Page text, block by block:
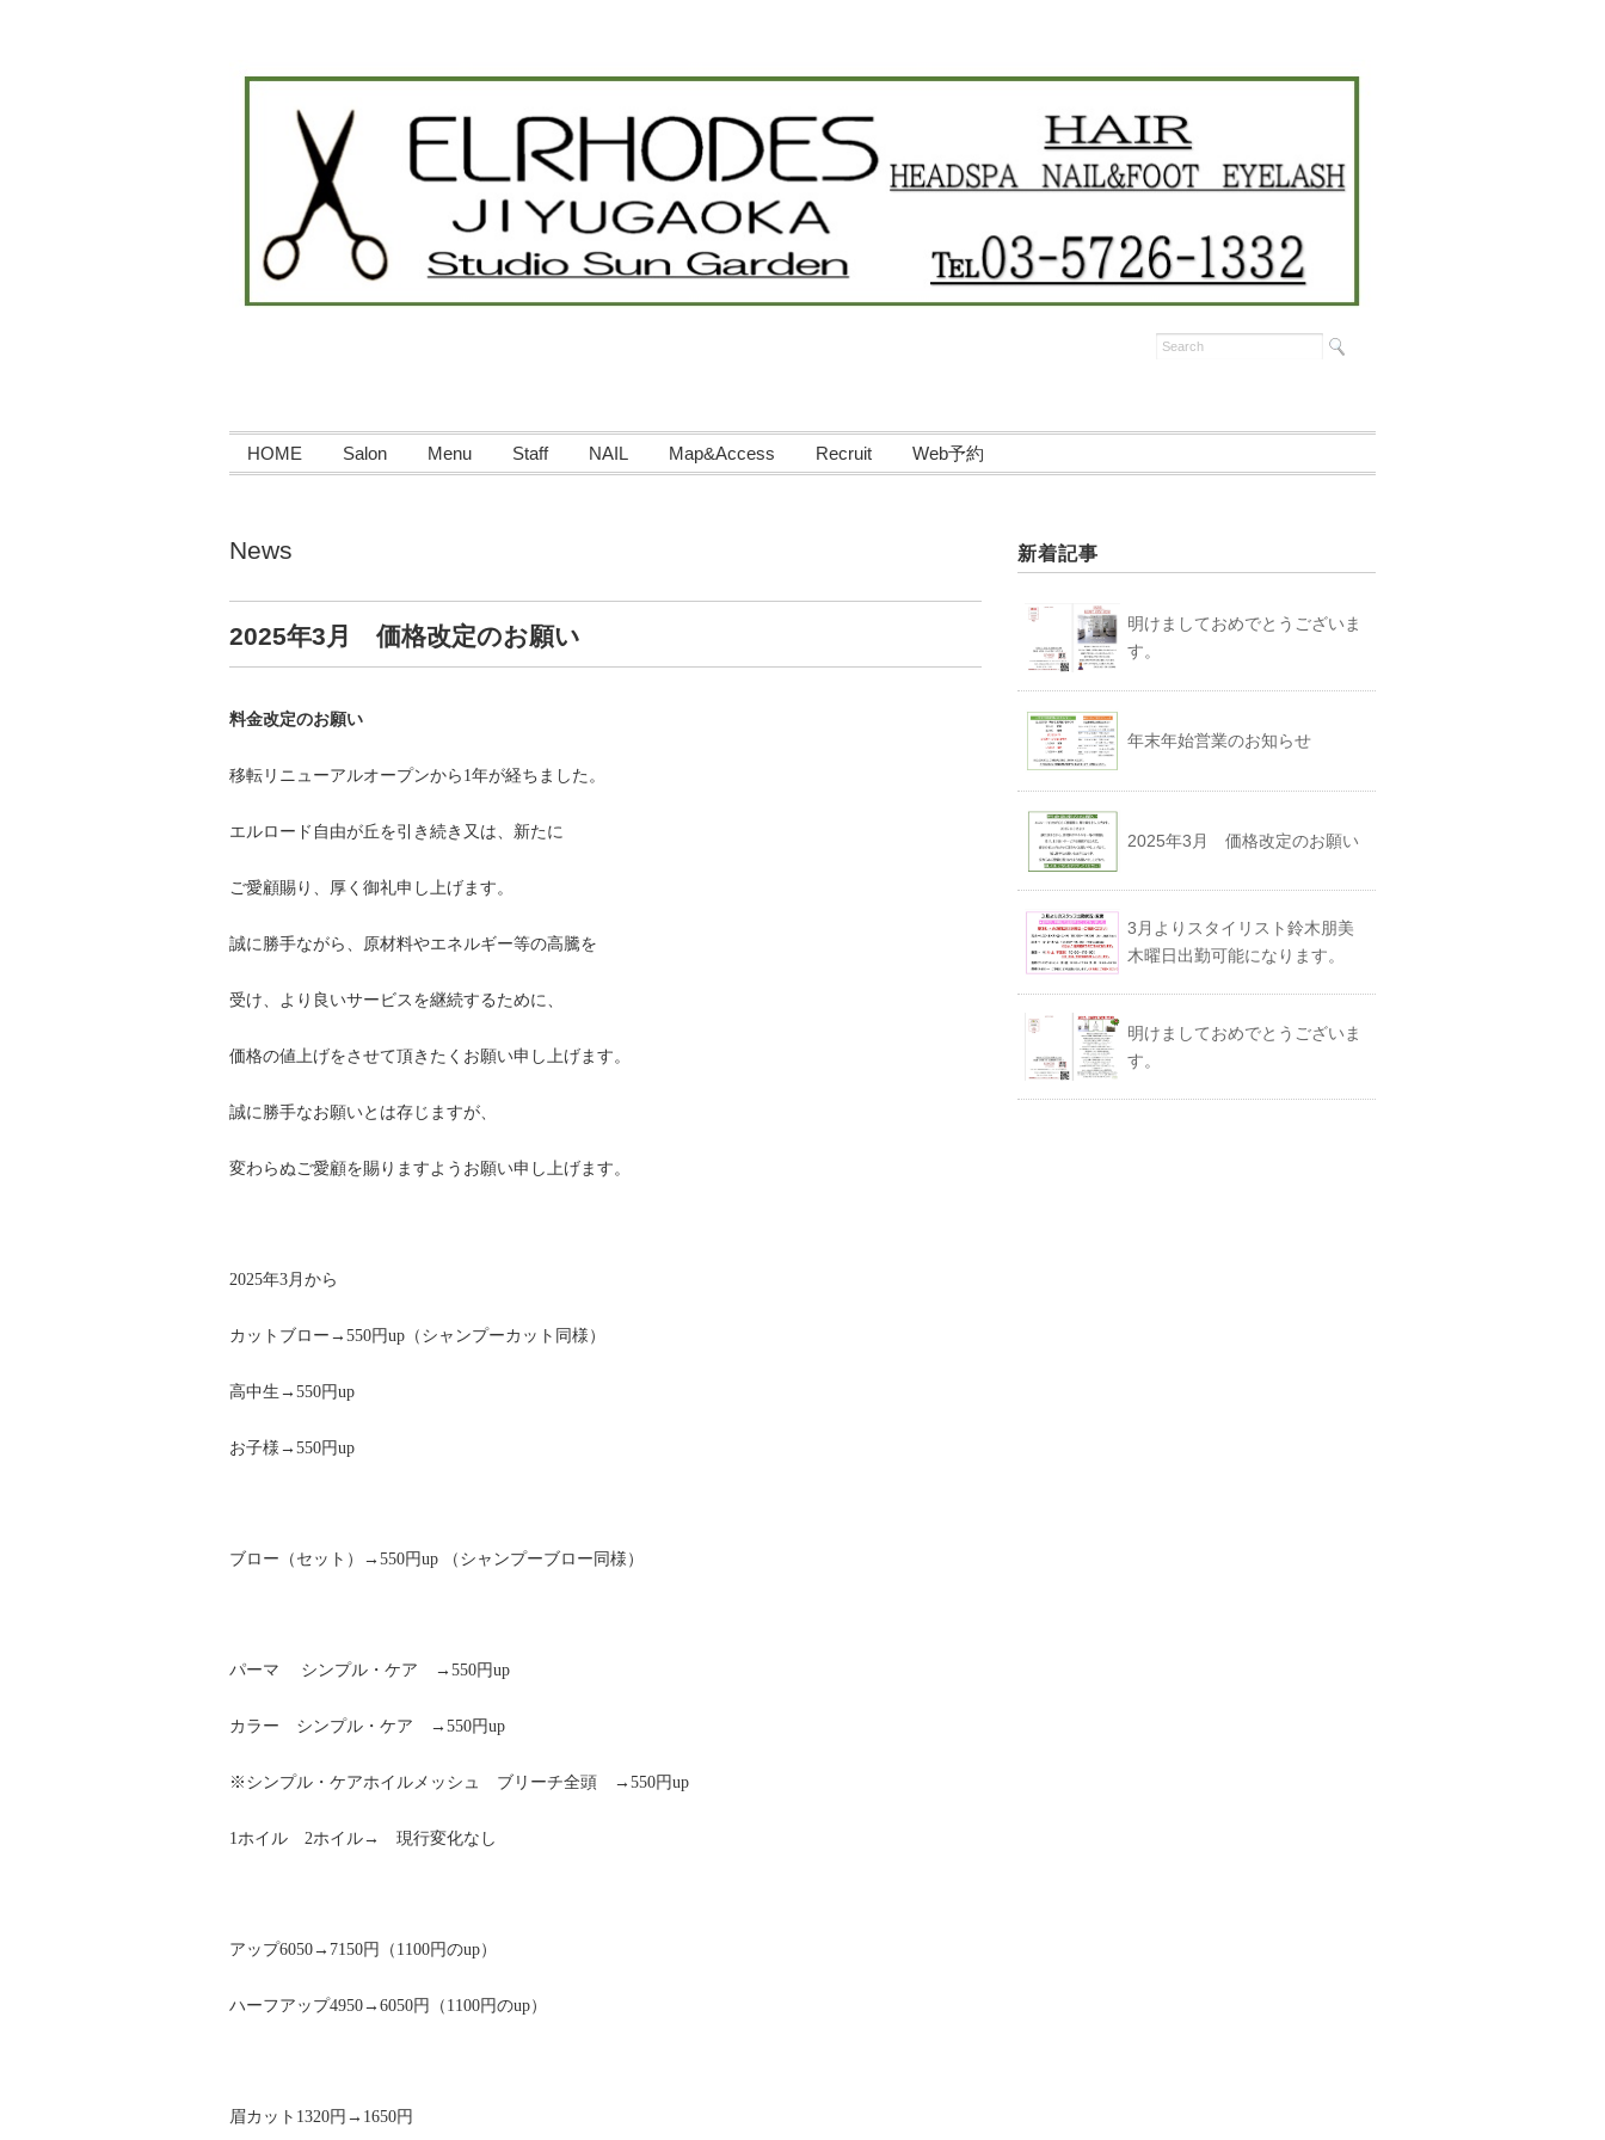
HOME Salon Menu Staff NAIL Map&Access Recruit Web予約
News
2025年3月 価格改定のお願い
料金改定のお願い
移転リニューアルオープンから1年が経ちました。
エルロード自由が丘を引き続き又は、新たに
ご愛顧賜り、厚く御礼申し上げます。
誠に勝手ながら、原材料やエネルギー等の高騰を
受け、より良いサービスを継続するために、
価格の値上げをさせて頂きたくお願い申し上げます。
誠に勝手なお願いとは存じますが、
変わらぬご愛顧を賜りますようお願い申し上げます。
2025年3月から
カットブロー→550円up（シャンプーカット同様）
高中生→550円up
お子様→550円up
ブロー（セット）→550円up （シャンプーブロー同様）
パーマ シンプル・ケア →550円up
カラー シンプル・ケア →550円up
※シンプル・ケアホイルメッシュ ブリーチ全頭 →550円up
1ホイル 2ホイル→ 現行変化なし
アップ6050→7150円（1100円のup）
ハーフアップ4950→6050円（1100円のup）
眉カット1320円→1650円
新着記事
明けましておめでとうございま
す。
年末年始営業のお知らせ
2025年3月 価格改定のお願い
3月よりスタイリスト鈴木朋美
木曜日出勤可能になります。
明けましておめでとうございま
す。